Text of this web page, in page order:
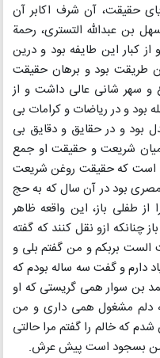
حقیقت، آن شرف اکابر آن
بن عبدالله التستری، رحمة
کبار این طایفه بود و درین
طریقت بود و برهان حقیقت
و سهر شانی عالی داشت و از
بود و در ریاضات و کرامات بی
بود و در حقایق و دقایق بی
میان شریعت و حقیقت او جمع
است که حقیقت روغن شریعت
بود در آن سال که به حج
طفلی باز، این واقعه ظاهر
چنانکه ازو نقل کنند که گفته
بربکم و من گفتم بلی و
دارم و گفت سه ساله بودم که
بن سوار همی گریستی که او
دلم مشغول همی داری و من
که خالم را گفتم مرا حالتی
من بسجود است پیش عرش.